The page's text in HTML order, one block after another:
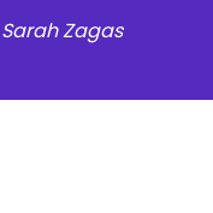
Sarah Zagas